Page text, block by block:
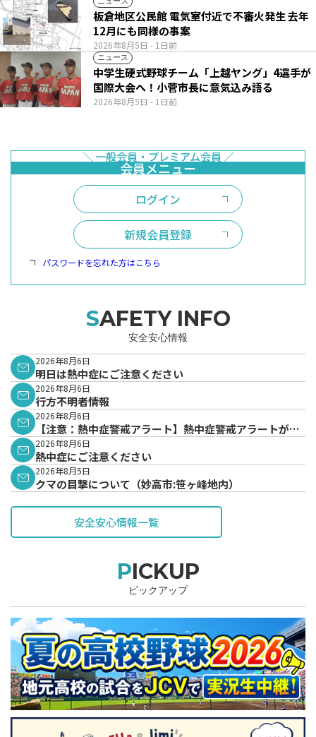
2026年8月5日 - 1日前
板倉地区公民館 電気室付近で不審火発生 去年
12月にも同様の事案
ニュース
2026年8月5日 - 1日前
中学生硬式野球チーム「上越ヤング」4選手が
国際大会へ！小菅市長に意気込み語る
ログイン
新規会員登録
パスワードを忘れた方はこちら
SAFETY INFO
安全安心情報
2026年8月6日
明日は熱中症にご注意ください
2026年8月6日
行方不明者情報
2026年8月6日
【注意：熱中症警戒アラート】熱中症警戒アラートが発
表されています。
2026年8月6日
熱中症にご注意ください
2026年8月5日
クマの目撃について（妙高市:笹ヶ峰地内）
安全安心情報一覧
PICKUP
ピックアップ